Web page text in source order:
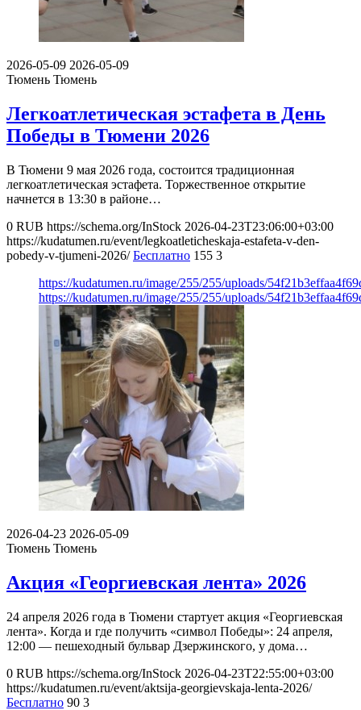
2026-05-09 2026-05-09
Тюмень Тюмень
Легкоатлетическая эстафета в День
Победы в Тюмени 2026
В Тюмени 9 мая 2026 года, состоится традиционная
легкоатлетическая эстафета. Торжественное открытие
начнется в 13:30 в районе…
0 RUB https://schema.org/InStock 2026-04-23T23:06:00+03:00
https://kudatumen.ru/event/legkoatleticheskaja-estafeta-v-den-
pobedy-v-tjumeni-2026/ Бесплатно 155 3
https://kudatumen.ru/image/255/255/uploads/
https://kudatumen.ru/image/255/255/uploads/
2026-04-23 2026-05-09
Тюмень Тюмень
Акция «Георгиевская лента» 2026
24 апреля 2026 года в Тюмени стартует акция «Георгиевская
лента». Когда и где получить «символ Победы»: 24 апреля,
12:00 — пешеходный бульвар Дзержинского, у дома…
0 RUB https://schema.org/InStock 2026-04-23T22:55:00+03:00
https://kudatumen.ru/event/aktsija-georgievskaja-lenta-2026/
Бесплатно 90 3